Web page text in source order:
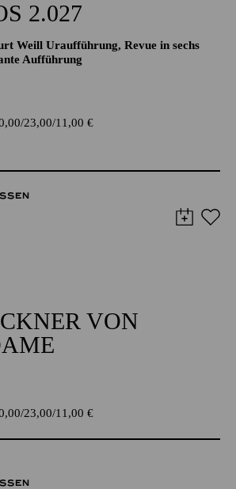
2.027
Weill Uraufführung, Revue in sechs
Aufführung
23,00 11,00 €
VON
23,00 11,00 €